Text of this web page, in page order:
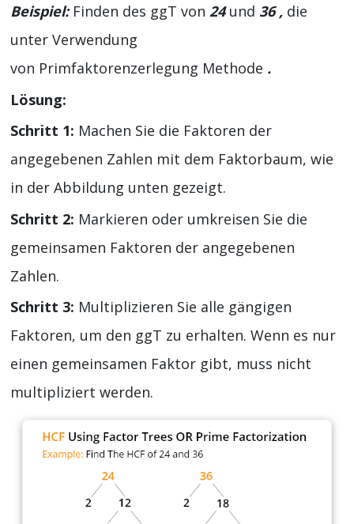
Beispiel: Finden des ggT von 24und 36 , die
unter Verwendung
von Primfaktorenzerlegung Methode .
Lösung:
Schritt 1: Machen Sie die Faktoren der
angegebenen Zahlen mit dem Faktorbaum, wie
in der Abbildung unten gezeigt.
Schritt 2: Markieren oder umkreisen Sie die
gemeinsamen Faktoren der angegebenen
Zahlen.
Schritt 3: Multiplizieren Sie alle gängigen
Faktoren, um den ggT zu erhalten. Wenn es nur
einen gemeinsamen Faktor gibt, muss nicht
multipliziert werden.